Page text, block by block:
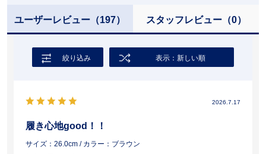
ユーザーレビュー （197） スタッフレビュー（0）
絞り込み 表示：新しい順
2026.7.17
履き心地good！！
サイズ：26.0cm / カラー：ブラウン